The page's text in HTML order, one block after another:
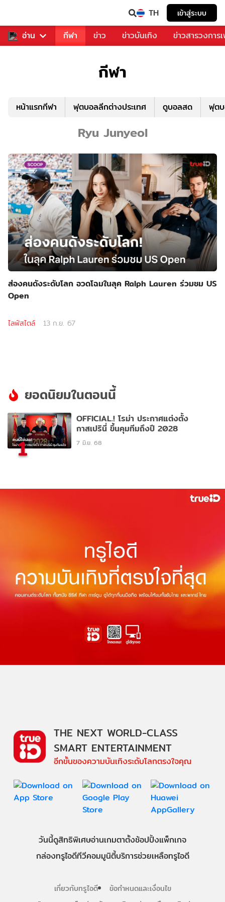
TH เข้าสู่ระบบ
อ่าน
สำหรับคุณ กีฬา ข่าว ข่าวบันเทิง ข่าวสารวงการ
กีฬา
หน้าแรกกีฬา ฟุตบอลลีกต่างประเทศ ดูบอลสด ฟุต
Ryu Junyeol
ส่องคนดังระดับโลก อวดโฉมในลุค Ralph Lauren ร่วมชม US
Open
ไลฟ์สไตล์ 13 ก.ย. 67
ยอดนิยมในตอนนี้
1
OFFICIAL.! โรม่า ประกาศแต่งตั้ง
กาสเปรินี่ ขึ้นคุมทีมถึงปี 2028
7 มิ.ย. 68
THE NEXT WORLD-CLASS
SMART ENTERTAINMENT
อีกขั้นของความบันเทิงระดับโลกตรงใจคุณ
วันนี้ดูสิทธิพิเศษอ่านเกมตาตั้งช้อปปิ้งแพ็กเกจ
กล่องทรูไอดีทีวีคอมมูนิตี้บริการช่วยเหลือทรูไอดี
เกี่ยวกับทรูไอดี
ข้อกำหนดและเงื่อนไข